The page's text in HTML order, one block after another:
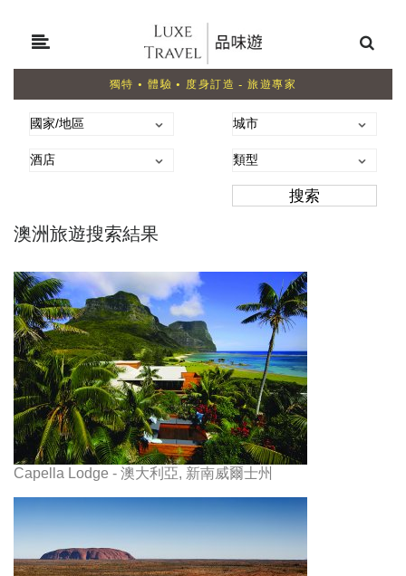
獨特 • 體驗 • 度身訂造 - 旅遊專家
澳洲旅遊搜索結果
Capella Lodge - 澳大利亞, 新南威爾士州